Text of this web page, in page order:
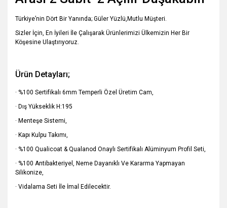
Türkiye’nin Dört Bir Yanında; Güler Yüzlü,Mutlu Müşteri.
Sizler İçin, En İyileri İle Çalışarak Ürünlerimizi Ülkemizin Her Bir
Köşesine Ulaştırıyoruz.
Ürün Detayları;
· %100 Sertifikalı 6mm Temperli Özel Üretim Cam,
· Dış Yükseklik H:195
· Menteşe Sistemi,
· Kapı Kulpu Takımı,
· %100 Qualicoat & Qualanod Onaylı Sertifikalı Alüminyum Profil Seti,
· %100 Antibakteriyel, Neme Dayanıklı Ve Kararma Yapmayan
Silikonize,
· Vidalama Seti İle İmal Edilecektir.